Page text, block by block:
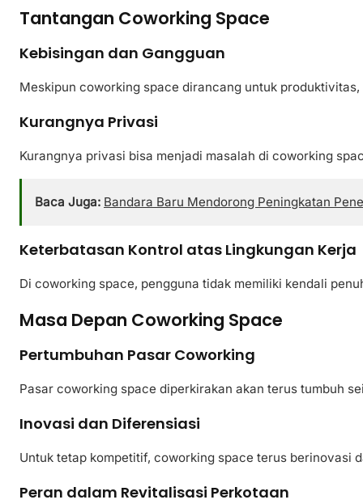
Tantangan Coworking Space
Kebisingan dan Gangguan
Meskipun coworking space dirancang untuk
Kurangnya Privasi
Kurangnya privasi bisa menjadi masalah di coworking
Baca Juga: Bandara Baru Mendorong Peningkatan
Keterbatasan Kontrol atas Lingkungan Kerja
Di coworking space, pengguna tidak memiliki kendali
Masa Depan Coworking Space
Pertumbuhan Pasar Coworking
Pasar coworking space diperkirakan akan terus tumbuh
Inovasi dan Diferensiasi
Untuk tetap kompetitif, coworking space terus berinovasi
Peran dalam Revitalisasi Perkotaan